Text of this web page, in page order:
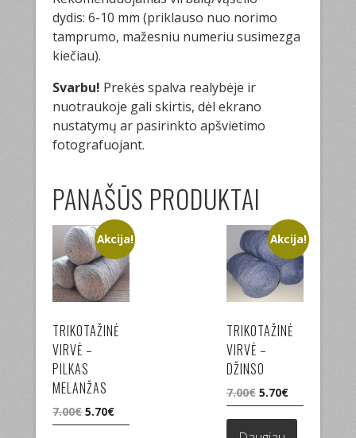
dydis: 6-10 mm (priklauso nuo norimo
tamprumo, mažesniu numeriu susimezga
kiečiau).
Svarbu! Prekės spalva realybėje ir
nuotraukoje gali skirtis, dėl ekrano
nustatymų ar pasirinkto apšvietimo
fotografuojant.
PANAŠŪS PRODUKTAI
Akcija!
TRIKOTAŽINĖ
VIRVĖ –
PILKAS
MELANŽAS
7.00€Original
price
5.70€Current
price
Akcija!
TRIKOTAŽINĖ
VIRVĖ –
DŽINSO
7.00€ Original
price
was:
5.70€Current
price
is: